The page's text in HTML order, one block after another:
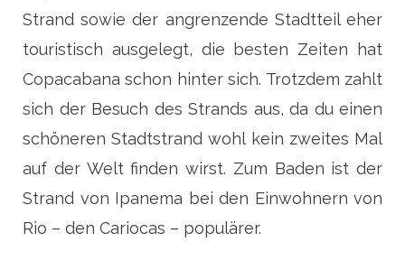
Strand sowie der angrenzende Stadtteil eher
touristisch ausgelegt, die besten Zeiten hat
Copacabana schon hinter sich. Trotzdem zahlt
sich der Besuch des Strands aus, da du einen
schöneren Stadtstrand wohl kein zweites Mal
auf der Welt finden wirst. Zum Baden ist der
Strand von Ipanema bei den Einwohnern von
Rio – den Cariocas – populärer.